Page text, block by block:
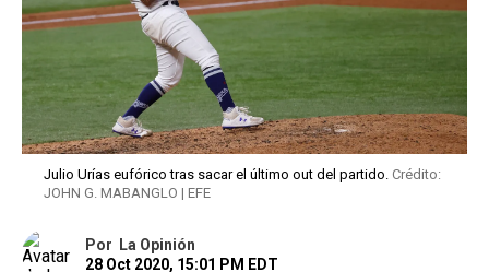
Julio Urías eufórico tras sacar el último out del partido. Crédito:
JOHN G. MABANGLO | EFE
Por La Opinión
28 Oct 2020, 15:01 PM EDT